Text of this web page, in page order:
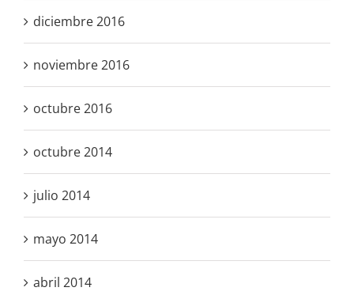
diciembre 2016
noviembre 2016
octubre 2016
octubre 2014
julio 2014
mayo 2014
abril 2014